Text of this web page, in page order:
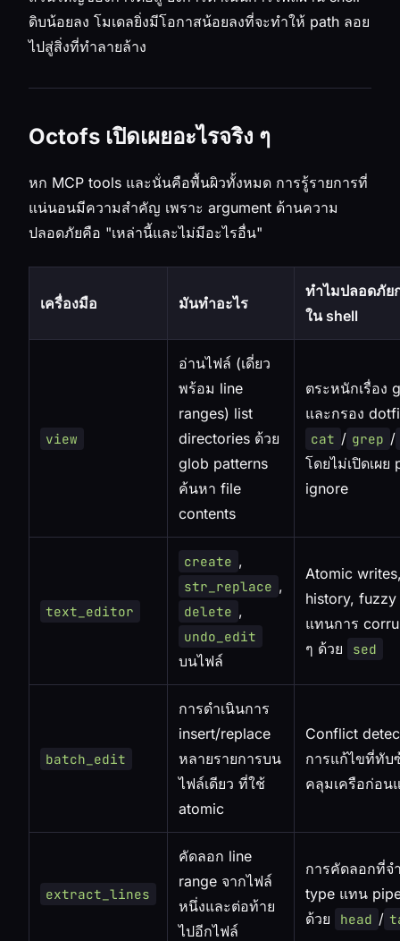
ดิบน้อยลง โมเดลยิ่งมีโอกาสน้อยลงที่จะทำให้ path ลอย
ไปสู่สิ่งที่ทำลายล้าง
Octofs เปิดเผยอะไรจริง ๆ
หก MCP tools และนั่นคือพื้นผิวทั้งหมด การรู้รายการที่
แน่นอนมีความสำคัญ เพราะ argument ด้านความ
ปลอดภัยคือ "เหล่านี้และไม่มีอะไรอื่น"
เครื่องมือ มันทำอะไร
ทำไมปลอดภัย
ใน shell
view
อ่านไฟล์ (เดี่ยว
พร้อม line
ranges) list
directories ด้วย
glob patterns
ค้นหา file
contents
ตระหนักเรื่อง
และกรอง
cat / grep /
โดยไม่เปิดเผย
ignore
text_editor
create ,
str_replace ,
delete ,
undo_edit
บนไฟล์
Atomic
history, fuzzy
แทนการ
ๆ ด้วย
sed
batch_edit
การดำเนินการ
insert/replace
หลายรายการบน
ไฟล์เดียว ที่ใช้
atomic
Conflict
การแก้ไขที่ทับ
คลุมเครือก่อน
extract_lines
คัดลอก line
range จากไฟล์
หนึ่งและต่อท้าย
ไปอีกไฟล์
การคัดลอกที่จ
type แทน
ด้วย
head /